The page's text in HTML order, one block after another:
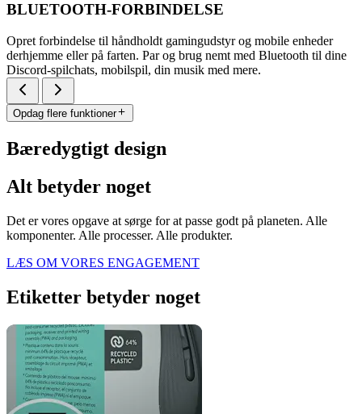
BLUETOOTH-FORBINDELSE
Opret forbindelse til håndholdt gamingudstyr og mobile enheder
derhjemme eller på farten. Par og brug nemt med Bluetooth til dine
Discord-spilchats, mobilspil, din musik med mere.
Opdag flere funktioner
Bæredygtigt design
Alt betyder noget
Det er vores opgave at sørge for at passe godt på planeten. Alle
komponenter. Alle processer. Alle produkter.
LÆS OM VORES ENGAGEMENT
Etiketter betyder noget